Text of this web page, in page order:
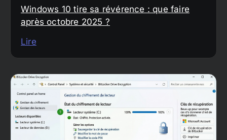
Windows 10 tire sa révérence : que faire
après octobre 2025 ?
Lire